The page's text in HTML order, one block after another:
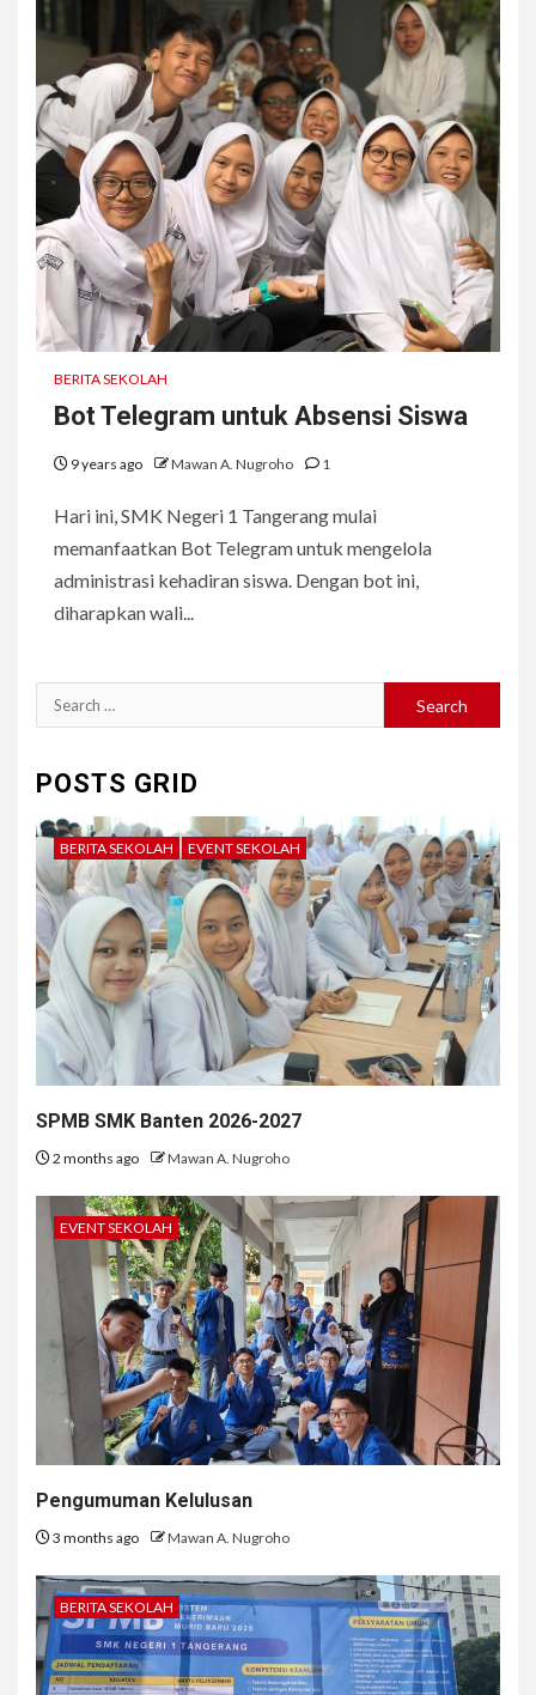
BERITA SEKOLAH
Bot Telegram untuk Absensi Siswa
9 years ago Mawan A. Nugroho 1
Hari ini, SMK Negeri 1 Tangerang mulai
memanfaatkan Bot Telegram untuk mengelola
administrasi kehadiran siswa. Dengan bot ini,
diharapkan wali...
Search
for:
POSTS GRID
BERITA SEKOLAH EVENT SEKOLAH
SPMB SMK Banten 2026-2027
2 months ago Mawan A. Nugroho
EVENT SEKOLAH
Pengumuman Kelulusan
3 months ago Mawan A. Nugroho
BERITA SEKOLAH